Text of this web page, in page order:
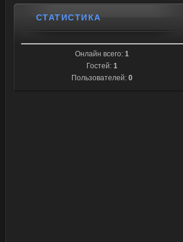
СТАТИСТИКА
Онлайн всего: 1
Гостей: 1
Пользователей: 0